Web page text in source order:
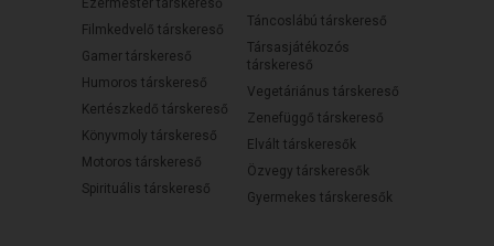
Ezermester társkereső
Filmkedvelő társkereső
Gamer társkereső
Humoros társkereső
Kertészkedő társkereső
Könyvmoly társkereső
Motoros társkereső
Spirituális társkereső
Táncoslábú társkereső
Társasjátékozós
társkereső
Vegetáriánus társkereső
Zenefüggő társkereső
Elvált társkeresők
Özvegy társkeresők
Gyermekes társkeresők